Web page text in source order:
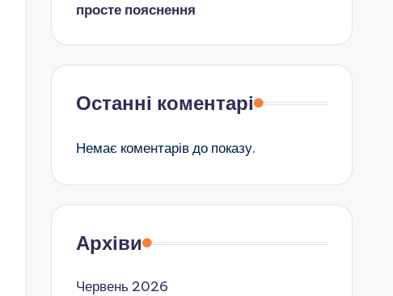
просте пояснення
Останні коментарі
Немає коментарів до показу.
Архіви
Червень 2026